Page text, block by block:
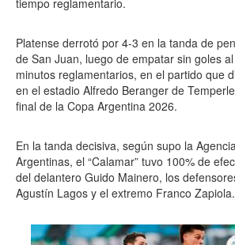
tiempo reglamentario.
Platense derrotó por 4-3 en la tanda de
de San Juan, luego de empatar sin goles
minutos reglamentarios, en el partido que
en el estadio Alfredo Beranger de
final de la Copa Argentina 2026.
En la tanda decisiva, según supo la
Argentinas, el “Calamar” tuvo 100% de
del delantero Guido Mainero, los
Agustín Lagos y el extremo Franco Zapiola.